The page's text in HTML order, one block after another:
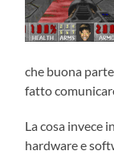
che buona
fatto
La cosa invece
hardware e